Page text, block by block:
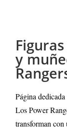
y
Página
Los Power
transforman